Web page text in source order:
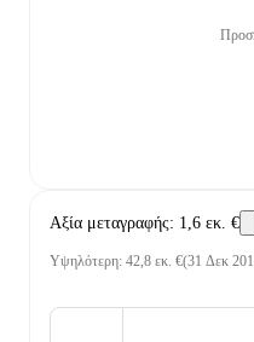
Αξία μεταγραφής: 1,6 εκ. €
Υψηλότερη: 42,8 εκ. €(31 Δεκ